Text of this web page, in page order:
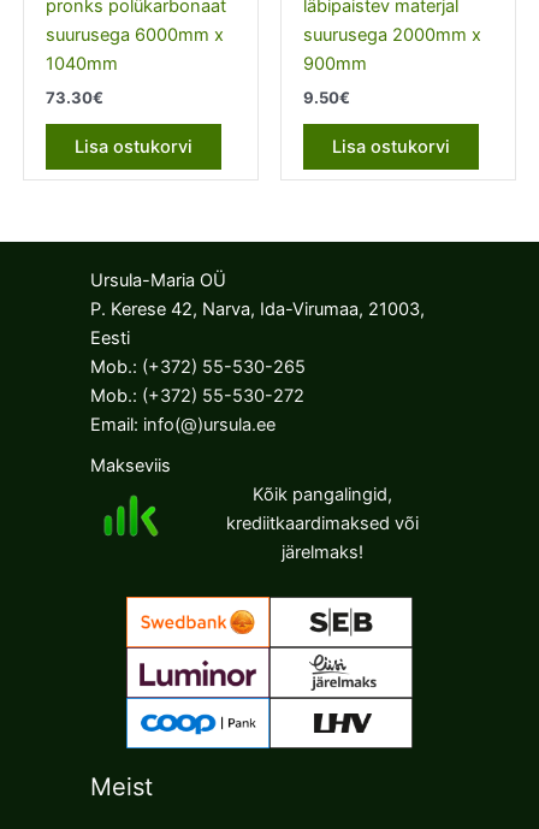
pronks polükarbonaat
suurusega 6000mm x
1040mm
73.30€
Lisa ostukorvi
läbipaistev materjal
suurusega 2000mm x
900mm
9.50€
Lisa ostukorvi
Ursula-Maria OÜ
P. Kerese 42, Narva, Ida-Virumaa, 21003,
Eesti
Mob.: (+372) 55-530-265
Mob.: (+372) 55-530-272
Email: info(@)ursula.ee
Makseviis
Kõik pangalingid,
krediitkaardimaksed või
järelmaks!
Meist